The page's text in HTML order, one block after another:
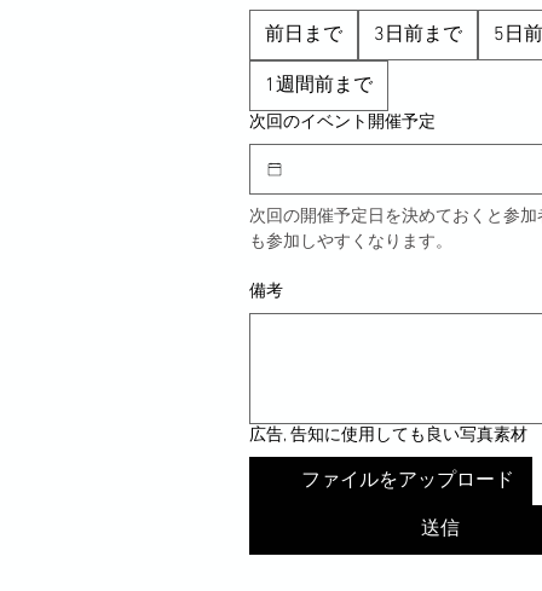
前日まで 3日前まで 5日
1週間前まで
次回のイベント開催予定
次回の開催予定日を決めておくと参加
も参加しやすくなります。
備考
広告, 告知に使用しても良い写真素材
ファイルをアップロード
送信